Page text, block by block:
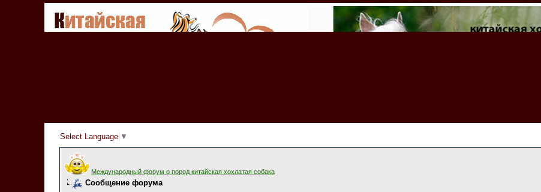
Select Language ▼
Международный форум о пород китайская хохлатая собака
Сообщение форума